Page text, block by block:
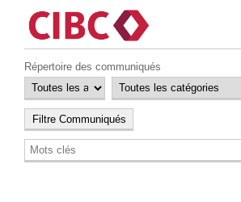
Répertoire des communiqués